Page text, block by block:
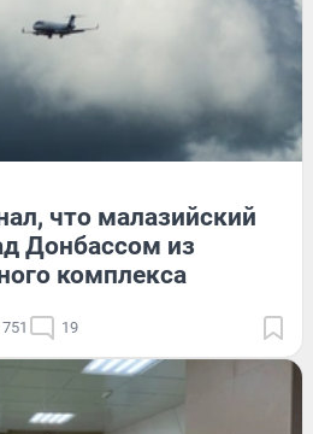
что малазийский
Донбассом из
комплекса
751 19